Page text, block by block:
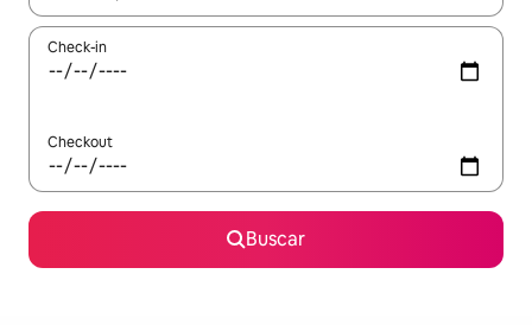
Check-in
Checkout
Buscar